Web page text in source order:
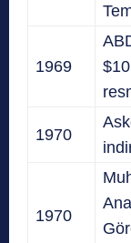
1969
1970
1970